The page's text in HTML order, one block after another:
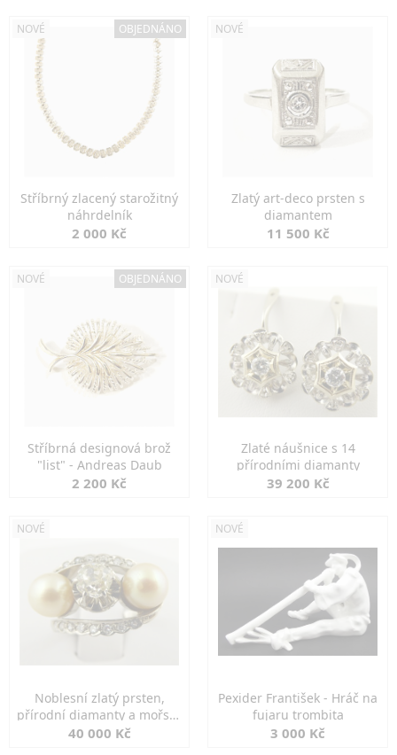
NOVÉ OBJEDNÁNO
Stříbrný zlacený starožitný
náhrdelník
2 000 Kč
NOVÉ
Zlatý art-deco prsten s
diamantem
11 500 Kč
NOVÉ OBJEDNÁNO
Stříbrná designová brož
"list" - Andreas Daub
2 200 Kč
NOVÉ
Zlaté náušnice s 14
přírodními diamanty
39 200 Kč
NOVÉ
Noblesní zlatý prsten,
přírodní diamanty a mořské
perly
40 000 Kč
NOVÉ
Pexider František - Hráč na
fujaru trombita
3 000 Kč